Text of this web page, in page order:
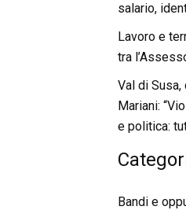
salario,
Lavoro e
tra
Val di Susa,
Mariani:
e politica:
Bandi e